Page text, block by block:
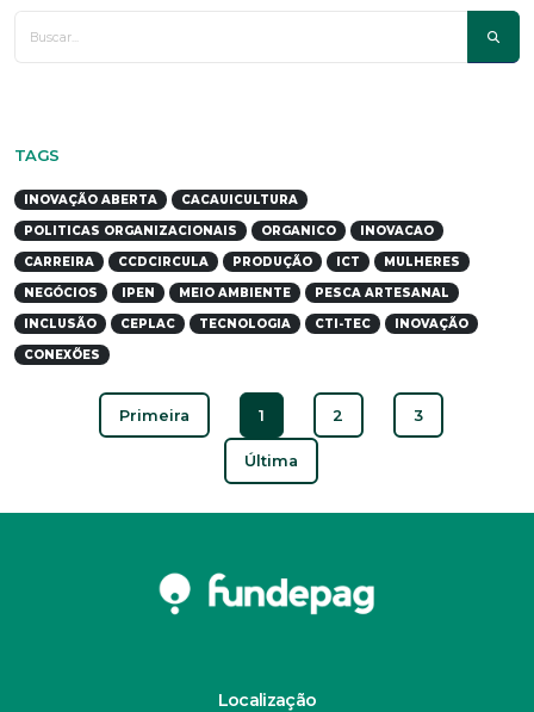
TAGS
INOVAÇÃO ABERTA CACAUICULTURA
POLITICAS ORGANIZACIONAIS ORGANICO INOVACAO
CARREIRA CCDCIRCULA PRODUÇÃO ICT MULHERES
NEGÓCIOS IPEN MEIO AMBIENTE PESCA ARTESANAL
INCLUSÃO CEPLAC TECNOLOGIA CTI-TEC INOVAÇÃO
CONEXÕES
Primeira 1 2 3
Última
Localização